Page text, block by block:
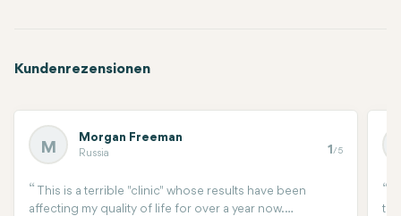
Kundenrezensionen
M
Morgan Freeman
Russia 1 /5
This is a terrible "clinic" whose results have been
affecting my quality of life for over a year now.